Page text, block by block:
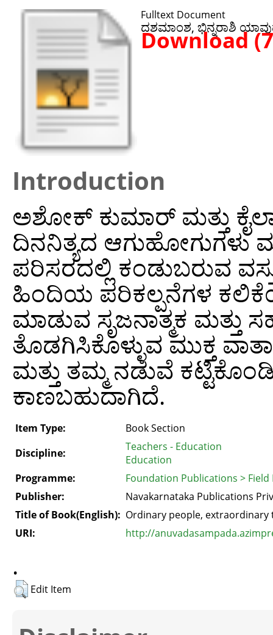
Fulltext Document
ದಶಮಾಂಶ, ಭಿನ್ನರಾಶಿ
Download
Introduction
ಅಶೋಕ್‌ ಕುಮಾರ್‌ ಮತ್ತು
ದಿನನಿತ್ಯದ ಆಗುಹೋಗುಗಳು
ಪರಿಸರದಲ್ಲಿ ಕಂಡುಬರುವ
ಹಿಂದಿಯ ಪರಿಕಲ್ಪನೆಗಳ
ಮಾಡುವ ಸೃಜನಾತ್ಮಕ ಮತ್ತು
ತೊಡಗಿಸಿಕೊಳ್ಳುವ ಮುಕ್ತ
ಮತ್ತು ತಮ್ಮ ನಡುವೆ
ಕಾಣಬಹುದಾಗಿದೆ.
Item Type:
Book Section
Discipline:
Teachers - Education
Education
Programme:
Foundation Publications > Field
Publisher:
Navakarnataka Publications
Title of Book(English): Ordinary people, extraordinary
URI:
http://
.
Edit Item